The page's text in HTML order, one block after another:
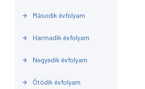
arrow_forward Második évfolyam
arrow_forward Harmadik évfolyam
arrow_forward Negyedik évfolyam
arrow_forward Ötödik évfolyam